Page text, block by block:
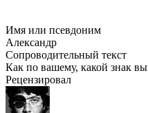
Имя или псевдоним
Александр
Сопроводительный текст
Как по вашему, какой знак
Рецензировал